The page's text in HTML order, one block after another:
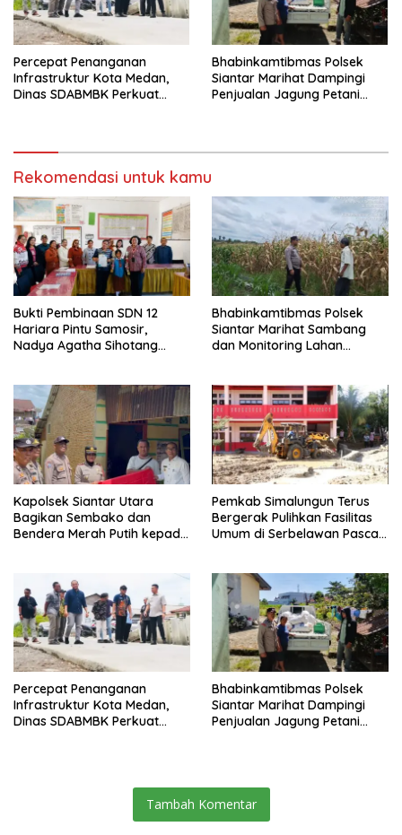
Percepat Penanganan
Infrastruktur Kota Medan,
Dinas SDABMBK Perkuat
Bhabinkamtibmas Polsek
Siantar Marihat Dampingi
Penjualan Jagung Petani
Rekomendasi untuk kamu
Bukti Pembinaan SDN 12
Hariara Pintu Samosir,
Nadya Agatha Sihotang
Bhabinkamtibmas Polsek
Siantar Marihat Sambang
dan Monitoring Lahan
Kapolsek Siantar Utara
Bagikan Sembako dan
Bendera Merah Putih kepada
Pemkab Simalungun Terus
Bergerak Pulihkan Fasilitas
Umum di Serbelawan Pasca
Percepat Penanganan
Infrastruktur Kota Medan,
Dinas SDABMBK Perkuat
Bhabinkamtibmas Polsek
Siantar Marihat Dampingi
Penjualan Jagung Petani
Tambah Komentar